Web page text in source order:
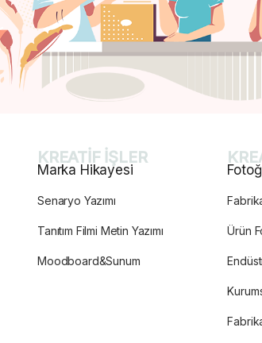
KREATİF İŞLER
Marka Hikayesi
Senaryo Yazımı
Tanıtım Filmi Metin Yazımı
Moodboard&Sunum
Ürün